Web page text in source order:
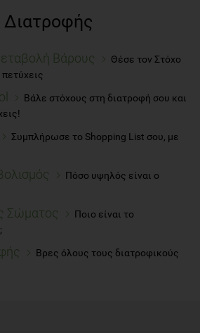
Βάρους
Θέσε τον Στόχο
Βάλε στόχους στη διατροφή σου και
Συμπλήρωσε το Shopping List σου, με
Πόσο υψηλός είναι ο
Σώματος
Ποιο είναι το
Βρες όλους τους διατροφικούς